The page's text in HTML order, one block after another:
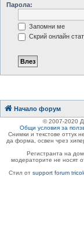
Парола:
Запомни ме
Скрий онлайн
Начало форум
© 2007-2020
Общи условия за
Снимки и текстове оттук
да форма, освен чрез
Регистранта на
модераторите не носят
Стил от support forum